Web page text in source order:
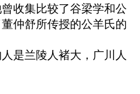
收集比较了谷梁学和公
仲舒所传授的公羊氏的
是兰陵人褚大，广川人